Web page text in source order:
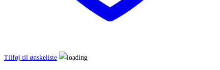
Tilføj til ønskeliste